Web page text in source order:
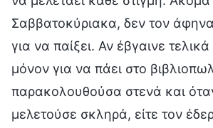
Σαββατοκύριακα, δεν τον
για να παίξει. Αν έβγαινε
μόνον για να πάει στο
παρακολουθούσα στενά και
μελετούσε σκληρά, είτε τον